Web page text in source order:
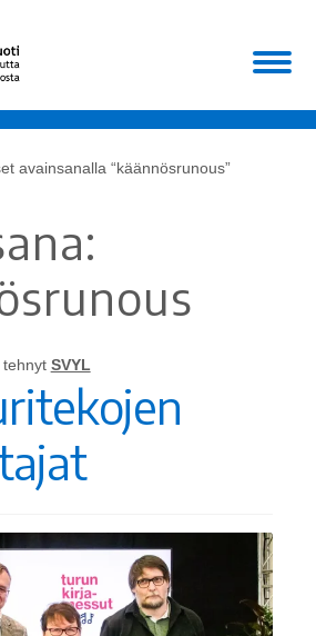
Valikko
sekä tietosuojaseloste
avainsanalla “käännösrunous”
tehnyt SVYL